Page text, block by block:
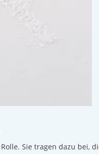
Sie tragen dazu bei,